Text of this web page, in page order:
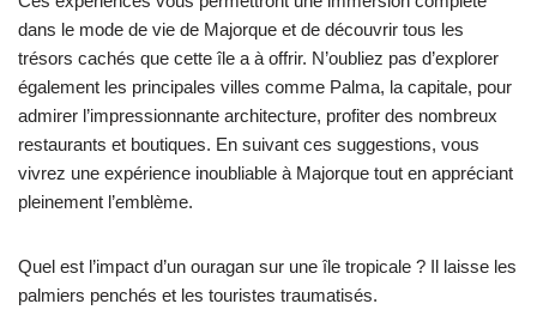
dans le mode de vie de Majorque et de découvrir tous les
trésors cachés que cette île a à offrir. N’oubliez pas d’explorer
également les principales villes comme Palma, la capitale, pour
admirer l’impressionnante architecture, profiter des nombreux
restaurants et boutiques. En suivant ces suggestions, vous
vivrez une expérience inoubliable à Majorque tout en appréciant
pleinement l’emblème.
Quel est l’impact d’un ouragan sur une île tropicale ? Il laisse les
palmiers penchés et les touristes traumatisés.